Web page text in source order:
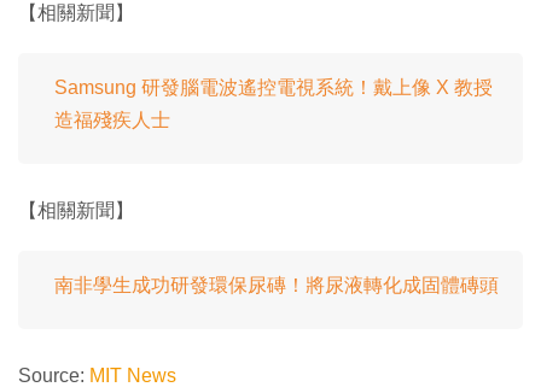
【相關新聞】
Samsung 研發腦電波遙控電視系統！戴上像 X 教授
造福殘疾人士
【相關新聞】
南非學生成功研發環保尿磚！將尿液轉化成固體磚頭
Source: MIT News